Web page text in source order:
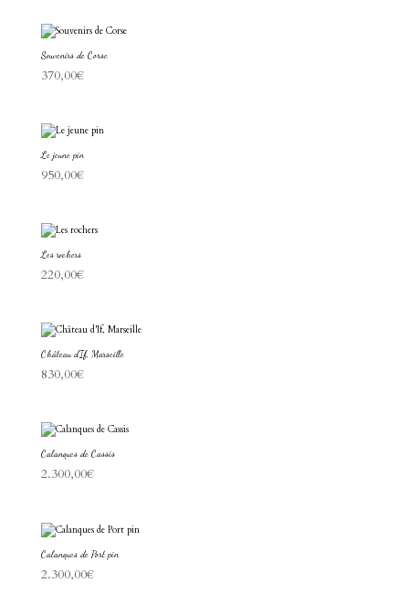
Souvenirs de Corse
370,00€
Le jeune pin
950,00€
Les rochers
220,00€
Château d’If, Marseille
830,00€
Calanques de Cassis
2.300,00€
Calanques de Port pin
2.300,00€